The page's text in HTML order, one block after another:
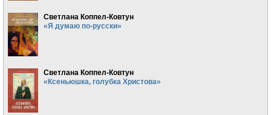
Светлана Коппел-Ковтун
«Я думаю по-русски»
Светлана Коппел-Ковтун
«Ксеньюшка, голубка Христова»